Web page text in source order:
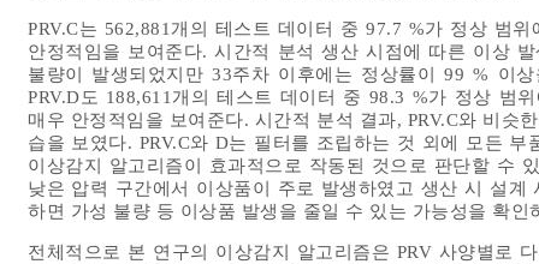
PRV.C는 562,881개의 테스트 데이터 중 97.7 %가 정상 범
안정적임을 보여준다. 시간적 분석 생산 시점에 따른 이상
불량이 발생되었지만 33주차 이후에는 정상률이 99 % 이
PRV.D도 188,611개의 테스트 데이터 중 98.3 %가 정상 범
매우 안정적임을 보여준다. 시간적 분석 결과, PRV.C와 비슷
습을 보였다. PRV.C와 D는 필터를 조립하는 것 외에 모든
이상감지 알고리즘이 효과적으로 작동된 것으로 판단할 수
낮은 압력 구간에서 이상품이 주로 발생하였고 생산 시 설
하면 가성 불량 등 이상품 발생을 줄일 수 있는 가능성을 확인
전체적으로 본 연구의 이상감지 알고리즘은 PRV 사양별로